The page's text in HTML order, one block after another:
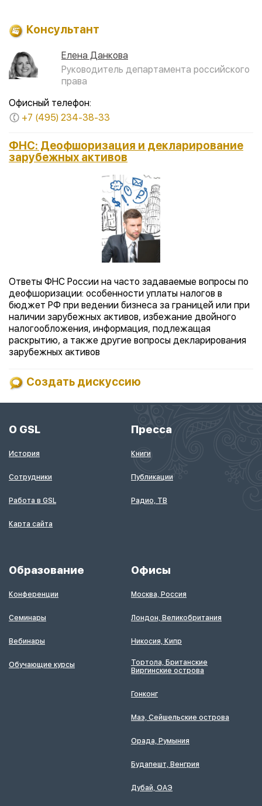
Консультант
Елена Данкова
Руководитель департамента российского
права
Офисный телефон:
+7 (495) 234-38-33
ФНС: Деофшоризация и декларирование
зарубежных активов
Ответы ФНС России на часто задаваемые вопросы по
деофшоризации: особенности уплаты налогов в
бюджет РФ при ведении бизнеса за границей или при
наличии зарубежных активов, избежание двойного
налогообложения, информация, подлежащая
раскрытию, а также другие вопросы декларирования
зарубежных активов
Создать дискуссию
О GSL
История
Сотрудники
Работа в GSL
Карта сайта
Пресса
Книги
Публикации
Радио, ТВ
Образование
Конференции
Семинары
Вебинары
Обучающие курсы
Офисы
Москва, Россия
Лондон, Великобритания
Никосия, Кипр
Тортола, Британские
Виргинские острова
Гонконг
Маэ, Сейшельские острова
Орада, Румыния
Будапешт, Венгрия
Дубай, ОАЭ